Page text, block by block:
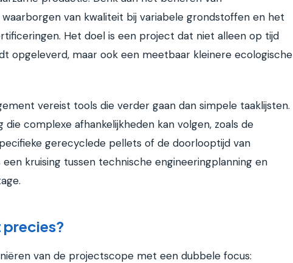
van kwaliteit bij variabele grondstoffen en het
Het doel is een project dat niet alleen op tijd
opgeleverd, maar ook een meetbaar kleinere ecologische
vereist tools die verder gaan dan simpele taaklijsten.
complexe afhankelijkheden kan volgen, zoals de
gerecyclede pellets of de doorlooptijd van
kruising tussen technische engineeringplanning en
precies?
van de projectscope met een dubbele focus: